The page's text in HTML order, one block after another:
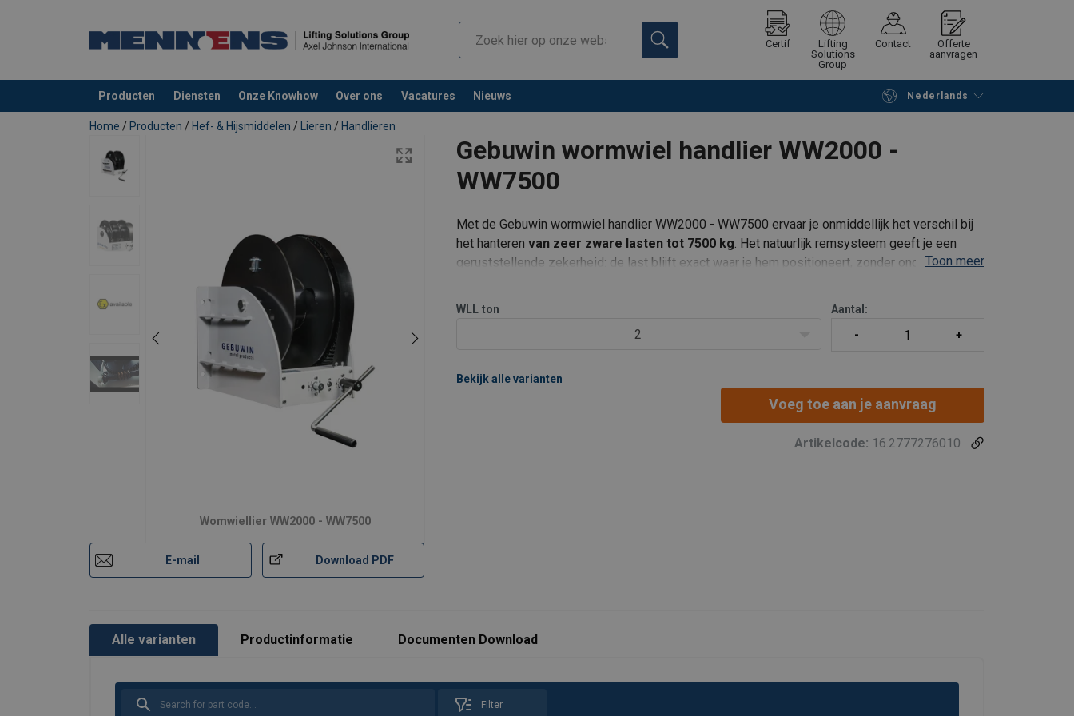
Certif
Lifting
Solutions
Group
Contact
Offerte
aanvragen
Producten Diensten Onze Knowhow Over ons Vacatures Nieuws Nederlands
toegevoegd aan uw offerte Verder winkelen Vraag offerte aan
Home / Producten / Hef- & Hijsmiddelen / Lieren / Handlieren
Gebuwin wormwiel handlier WW2000 -
WW7500
Womwiellier WW2000 - WW7500
E-mail Download PDF
Met de Gebuwin wormwiel handlier WW2000 - WW7500 ervaar je onmiddellijk het verschil bij
het hanterenvan zeer zware lasten tot 7500 kg. Het natuurlijk remsysteem geeft je een
geruststellende zekerheid: de last blijft exact waar je hem positioneert, zonder ongewenste
Toon meer
WLL ton
2
Aantal:
Bekijk alle varianten
Voeg toe aan je aanvraag
Artikelcode: 16.2777276010
Alle varianten Productinformatie Documenten Download
Filter
Superieure veiligheidsarchitectuur voor zware industriële toepassingen
Dubbel veiligheidssysteem
Uitgebreide kabelopslag tot 120 meter
Multi-directionele kabeluitgang
Ergonomisch ontworpen verstelbare slinger
Markering:
Afwerking:
Gebruikershandleiding:
Instruction manual & CE - Worm gear winches WW250-7500, MR500-5000 - ALL LANGUAGES.pdf